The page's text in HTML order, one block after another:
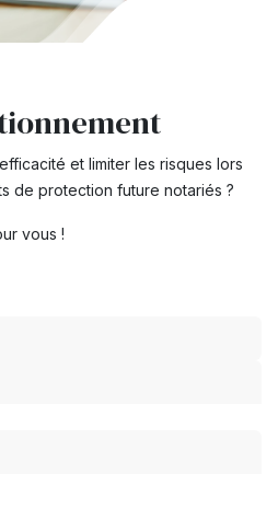
et limiter les risques lors
de protection future notariés ?
vous !